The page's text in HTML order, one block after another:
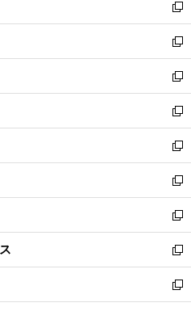
ィ
ン
ド
ウ
で
開
く
い
ウ
ィ
ン
ド
ウ
で
開
く
新
し
い
ウ
ィ
ン
ド
ウ
で
開
く
新
し
い
ウ
ィ
ン
ド
ウ
で
開
く
新
し
い
ウ
ィ
ン
ド
ウ
で
開
く
新
し
い
ウ
ィ
ン
ド
ウ
で
開
く
新
し
い
ウ
ィ
ン
ド
ウ
で
開
新
し
い
ウ
ィ
ン
ド
ウ
新
し
い
ウ
ィ
ン
新
し
い
ウ
新
し